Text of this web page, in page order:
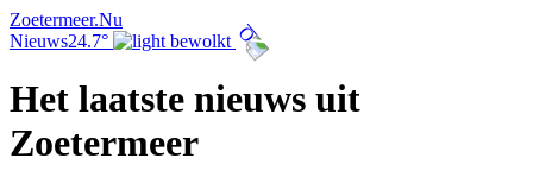
Zoetermeer.Nu
Nieuws24.7°
Het laatste nieuws uit
Zoetermeer